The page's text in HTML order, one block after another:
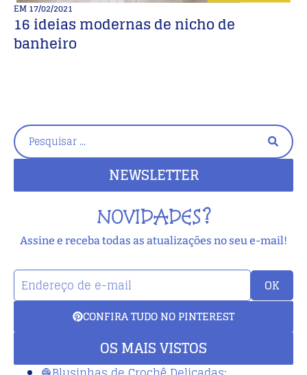
EM17/02/2021
16 ideias modernas de nicho de
banheiro
NEWSLETTER
NOVIDADES?
Assine e receba todas as atualizações no seu e-mail!
OK
CONFIRA TUDO NO PINTEREST
OS MAIS VISTOS